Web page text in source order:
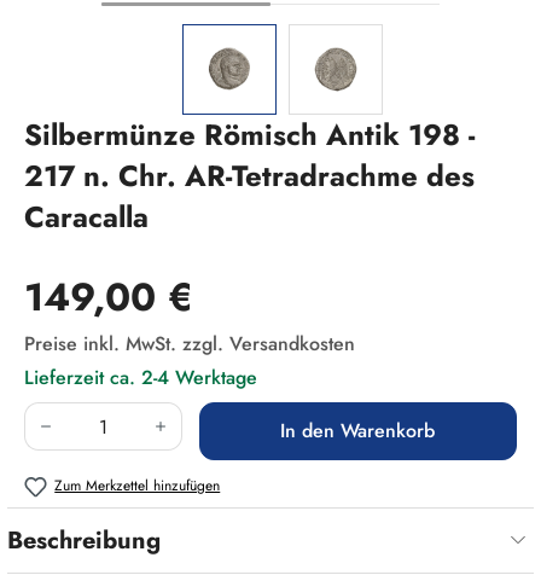
Silbermünze Römisch Antik 198 -
217 n. Chr. AR-Tetradrachme des
Caracalla
Regulärer Preis:
149,00 €
Preise inkl. MwSt. zzgl. Versandkosten
Lieferzeit ca. 2-4 Werktage
Produkt Anzahl: Gib den gewünschten Wert
In den Warenkorb
Zum Merkzettel hinzufügen
Beschreibung